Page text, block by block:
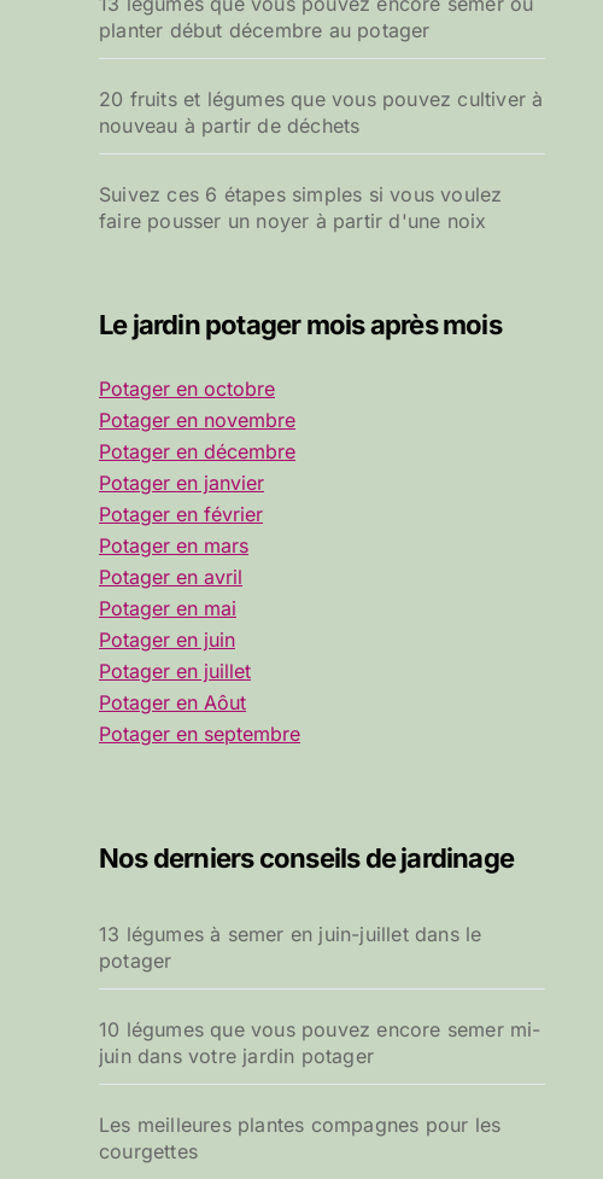
planter début décembre au potager
20 fruits et légumes que vous pouvez cultiver à
nouveau à partir de déchets
Suivez ces 6 étapes simples si vous voulez
faire pousser un noyer à partir d'une noix
Le jardin potager mois après mois
Potager en octobre
Potager en novembre
Potager en décembre
Potager en janvier
Potager en février
Potager en mars
Potager en avril
Potager en mai
Potager en juin
Potager en juillet
Potager en Aôut
Potager en septembre
Nos derniers conseils de jardinage
13 légumes à semer en juin-juillet dans le
potager
10 légumes que vous pouvez encore semer mi-
juin dans votre jardin potager
Les meilleures plantes compagnes pour les
courgettes